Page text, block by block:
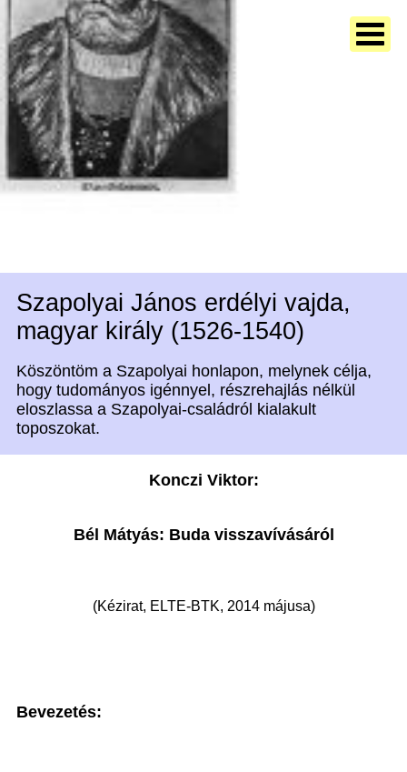
Szapolyai János erdélyi vajda,
magyar király (1526-1540)
Köszöntöm a Szapolyai honlapon, melynek célja,
hogy tudományos igénnyel, részrehajlás nélkül
eloszlassa a Szapolyai-családról kialakult
toposzokat.
Konczi Viktor:
Bél Mátyás: Buda visszavívásáról
(Kézirat, ELTE-BTK, 2014 májusa)
Bevezetés: